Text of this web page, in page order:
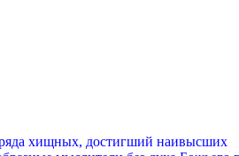
хищных, достигший наивысших